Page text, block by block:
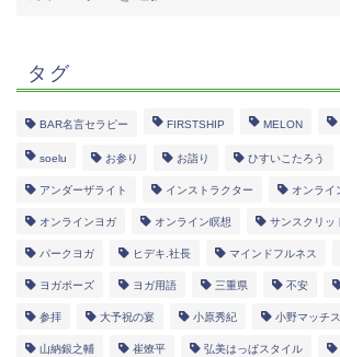
タグ
BAR名言セラピー FIRSTSHIP MELON
soelu お参り お詣り ひすいこたろう
アンダーザライト インストラクター オンライ
オンラインヨガ オンライン瞑想 サンスクリッ
パークヨガ ヒデキ.社長 マインドフルネス
ヨガポーズ ヨガ用語 三重県 不安
参拝 大予祝の宴 小原秀紀 小野マッチ
山納銀之輔 崔燎平 弘美はっぱスタイル